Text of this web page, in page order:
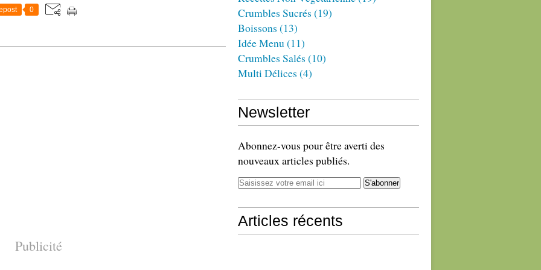
0
Publicité
Crumbles Sucrés (19)
Boissons (13)
Idée Menu(11)
Crumbles Salés (10)
Multi Délices (4)
Newsletter
Abonnez-vous pour être averti des
nouveaux articles publiés.
Articles récents